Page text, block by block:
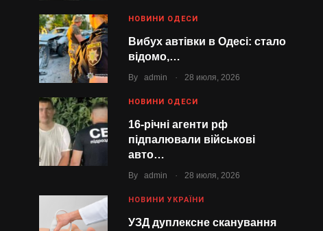
НОВИНИ ОДЕСИ
Вибух автівки в Одесі: стало
відомо,…
By admin . 28 июля, 2026
НОВИНИ ОДЕСИ
16-річні агенти рф
підпалювали військові
авто…
By admin . 28 июля, 2026
НОВИНИ УКРАЇНИ
УЗД дуплексне сканування